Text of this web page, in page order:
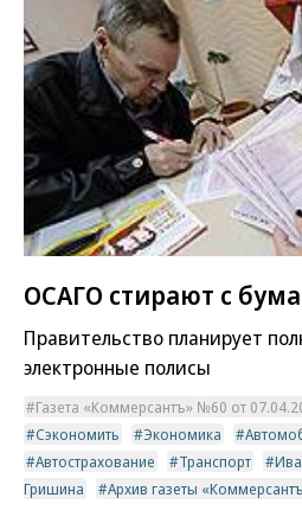
ОСАГО стирают с
Правительство планирует
электронные полисы
Газета «Коммерсантъ» №60 от
Сэкономить
Экономика
Автострахование
Транспорт
Гришина
Архив газеты